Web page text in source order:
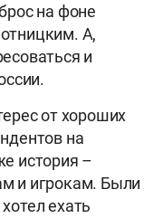
на фоне
А,
и
от хороших
на
история –
и игрокам. Были
ехать